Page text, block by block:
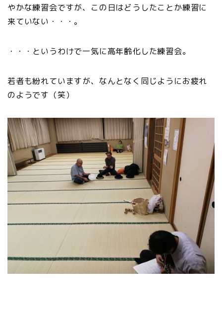
やかな練習会ですが、この日はどうしたことか練習に
来ていない・・・。
・・・というわけで一気に高年齢化した練習会。
若者も紛れていますが、なんとなく同じようにお疲れ
のようです（笑）